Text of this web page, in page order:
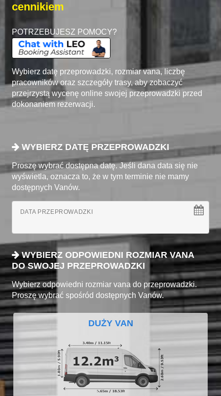
cennikiem
POTRZEBUJESZ POMOCY?
Wybierz datę przeprowadzki, rozmiar vana, liczbę
pracowników oraz szczegóły trasy, aby zobaczyć
przejrzystą wycenę online swojej przeprowadzki przed
dokonaniem rezerwacji.
WYBIERZ DATĘ PRZEPROWADZKI
Proszę wybrać dostępna datę. Jeśli dana data się nie
wyświetla, oznacza to, że w tym terminie nie mamy
dostępnych Vanów.
DATA PRZEPROWADZKI
WYBIERZ ODPOWIEDNI ROZMIAR VANA
DO SWOJEJ PRZEPROWADZKI
Wybierz odpowiedni rozmiar vana do przeprowadzki.
Proszę wybrać spośród dostępnych Vanów.
DUŻY VAN